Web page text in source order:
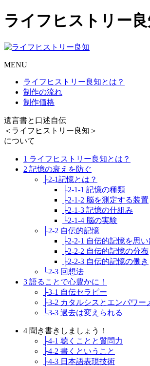
ライフヒストリー
MENU
ライフヒストリー良知とは？
制作の流れ
制作価格
遺言書と口述自伝
＜ライフヒストリー良知＞
について
1 ライフヒストリー良知とは？
2 記憶の衰えを防ぐ
├2-1記憶とは？
├2-1-1 記憶の種類
├2-1-2 脳を測定する装置
├2-1-3 記憶の仕組み
└2-1-4 脳の実験
├2-2 自伝的記憶
├2-2-1 自伝的記憶を思
├2-2-2 自伝的記憶の分布
├2-2-3 自伝的記憶の働き
└2-3 回想法
3 語ることで心豊かに！
├3-1 自伝セラピー
├3-2 カタルシスとエンパワー
└3-3 過去は変えられる
4 聞き書きしましょう！
├4-1 聴くことと質問力
├4-2 書くということ
├4-3 日本語表現技術